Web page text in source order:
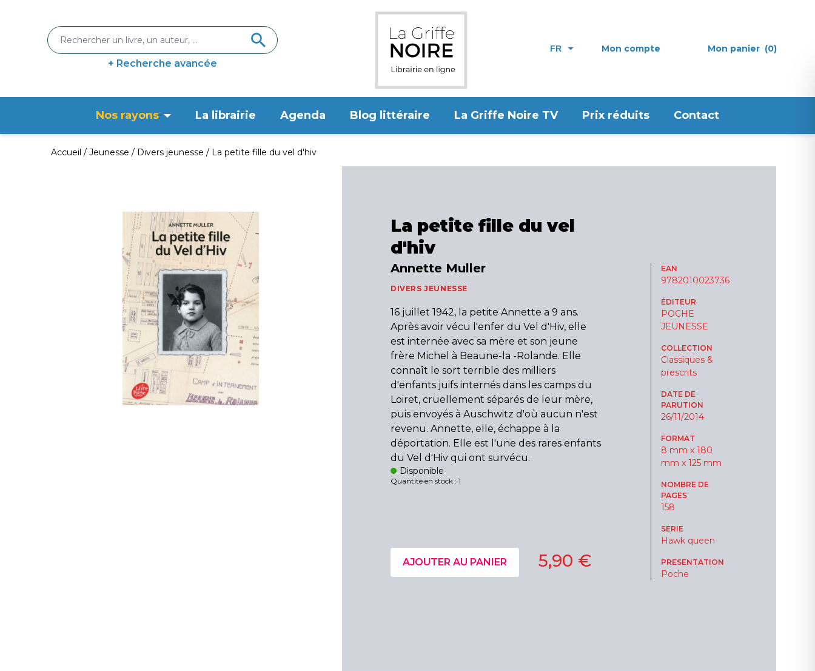
+ Recherche avancée
FR Mon compte Mon panier (0)
Nos rayons La librairie Agenda Blog littéraire La Griffe Noire TV Prix réduits Contact
Accueil Jeunesse Divers jeunesse La petite fille du vel d'hiv
La petite fille du vel
d'hiv
Annette Muller
DIVERS JEUNESSE
16 juillet 1942, la petite Annette a 9 ans.
Après avoir vécu l'enfer du Vel d'Hiv, elle
est internée avec sa mère et son jeune
frère Michel à Beaune-la -Rolande. Elle
connaît le sort terrible des milliers
d'enfants juifs internés dans les camps du
Loiret, cruellement séparés de leur mère,
puis envoyés à Auschwitz d'où aucun n'est
revenu. Annette, elle, échappe à la
déportation. Elle est l'une des rares enfants
du Vel d'Hiv qui ont survécu.
Disponible
Quantité en stock : 1
EAN
9782010023736
ÉDITEUR
POCHE
JEUNESSE
COLLECTION
Classiques &
prescrits
DATE DE
PARUTION
26/11/2014
FORMAT
8 mm x 180
mm x 125 mm
NOMBRE DE
PAGES
158
SERIE
Hawk queen
PRESENTATION
Poche
5,90 €
AJOUTER AU PANIER